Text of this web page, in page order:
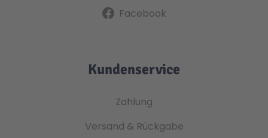
Facebook
Kundenservice
Zahlung
Versand & Rückgabe